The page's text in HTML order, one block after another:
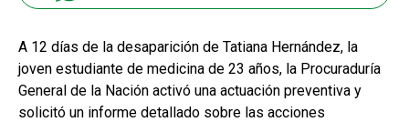
A 12 días de la desaparición de Tatiana Hernández, la
joven estudiante de medicina de 23 años, la Procuraduría
General de la Nación activó una actuación preventiva y
solicitó un informe detallado sobre las acciones